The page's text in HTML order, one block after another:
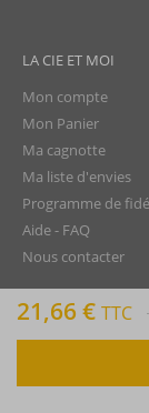
21,66 € TTC
LA CIE ET MOI
Mon compte
Mon Panier
Ma cagnotte
Ma liste d'envies
Programme de
Aide - FAQ
Nous contacter